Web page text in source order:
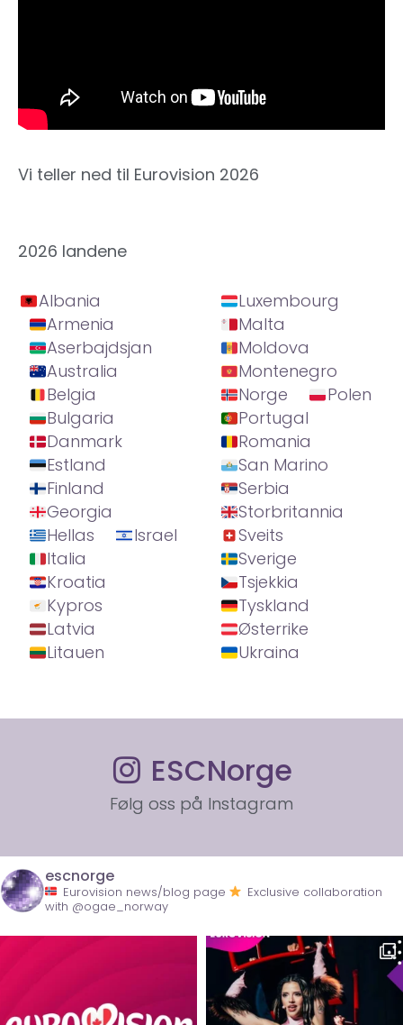
Vi teller ned til Eurovision 2026
2026 landene
Albania
Armenia
Aserbajdsjan
Australia
Belgia
Bulgaria
Danmark
Estland
Finland
Georgia
Hellas
Israel
Italia
Kroatia
Kypros
Latvia
Litauen
Luxembourg
Malta
Moldova
Montenegro
Norge
Polen
Portugal
Romania
San Marino
Serbia
Storbritannia
Sveits
Sverige
Tsjekkia
Tyskland
Østerrike
Ukraina
ESCNorge
Følg oss på Instagram
escnorge
Eurovision news/blog page
Exclusive collaboration
with @ogae_norway